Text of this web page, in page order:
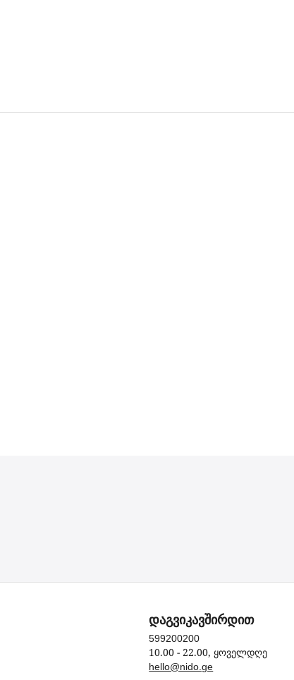
დაგვიკავშირდით
599200200
10.00 - 22.00, ყოველდღე
hello@nido.ge